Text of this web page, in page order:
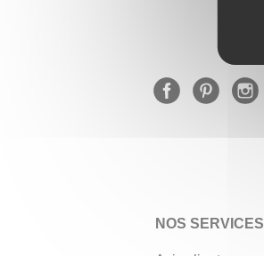
NOS SERVICES